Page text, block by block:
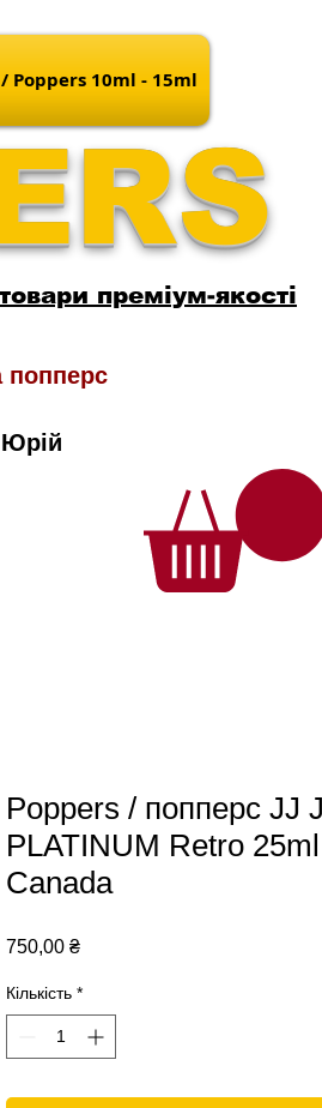
Poppers 10ml - 15ml
преміум-якості
Юрій
Poppers / попперс JJ
PLATINUM Retro 25ml
Canada
750,00 ₴Ціна
Кількість *